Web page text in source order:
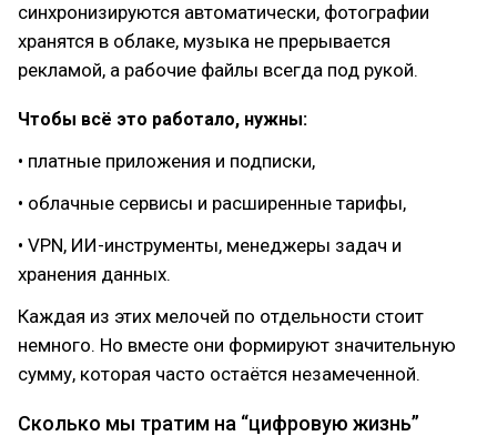
синхронизируются автоматически, фотографии
хранятся в облаке, музыка не прерывается
рекламой, а рабочие файлы всегда под рукой.
Чтобы всё это работало, нужны:
• платные приложения и подписки,
• облачные сервисы и расширенные тарифы,
• VPN, ИИ-инструменты, менеджеры задач и
хранения данных.
Каждая из этих мелочей по отдельности стоит
немного. Но вместе они формируют значительную
сумму, которая часто остаётся незамеченной.
Сколько мы тратим на “цифровую жизнь”